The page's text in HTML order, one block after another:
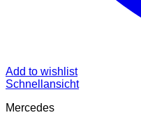
Add to wishlist
Schnellansicht
Mercedes